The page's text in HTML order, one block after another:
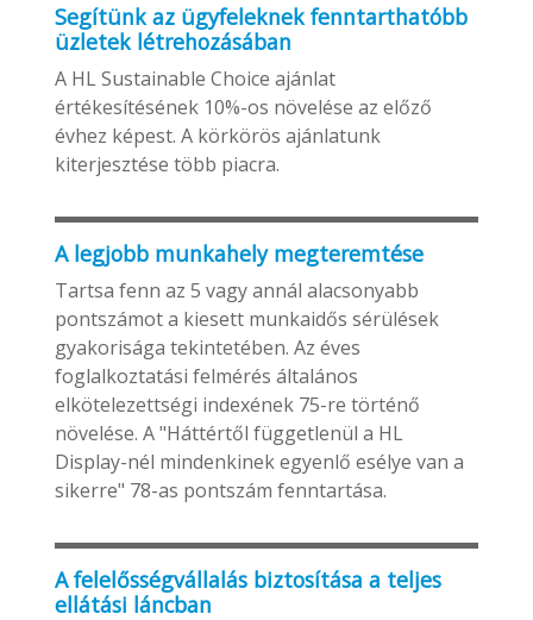
Segítünk az ügyfeleknek fenntarthatóbb
üzletek létrehozásában
A HL Sustainable Choice ajánlat
értékesítésének 10%-os növelése az előző
évhez képest. A körkörös ajánlatunk
kiterjesztése több piacra.
A legjobb munkahely megteremtése
Tartsa fenn az 5 vagy annál alacsonyabb
pontszámot a kiesett munkaidős sérülések
gyakorisága tekintetében. Az éves
foglalkoztatási felmérés általános
elkötelezettségi indexének 75-re történő
növelése. A "Háttértől függetlenül a HL
Display-nél mindenkinek egyenlő esélye van a
sikerre" 78-as pontszám fenntartása.
A felelősségvállalás biztosítása a teljes
ellátási láncban